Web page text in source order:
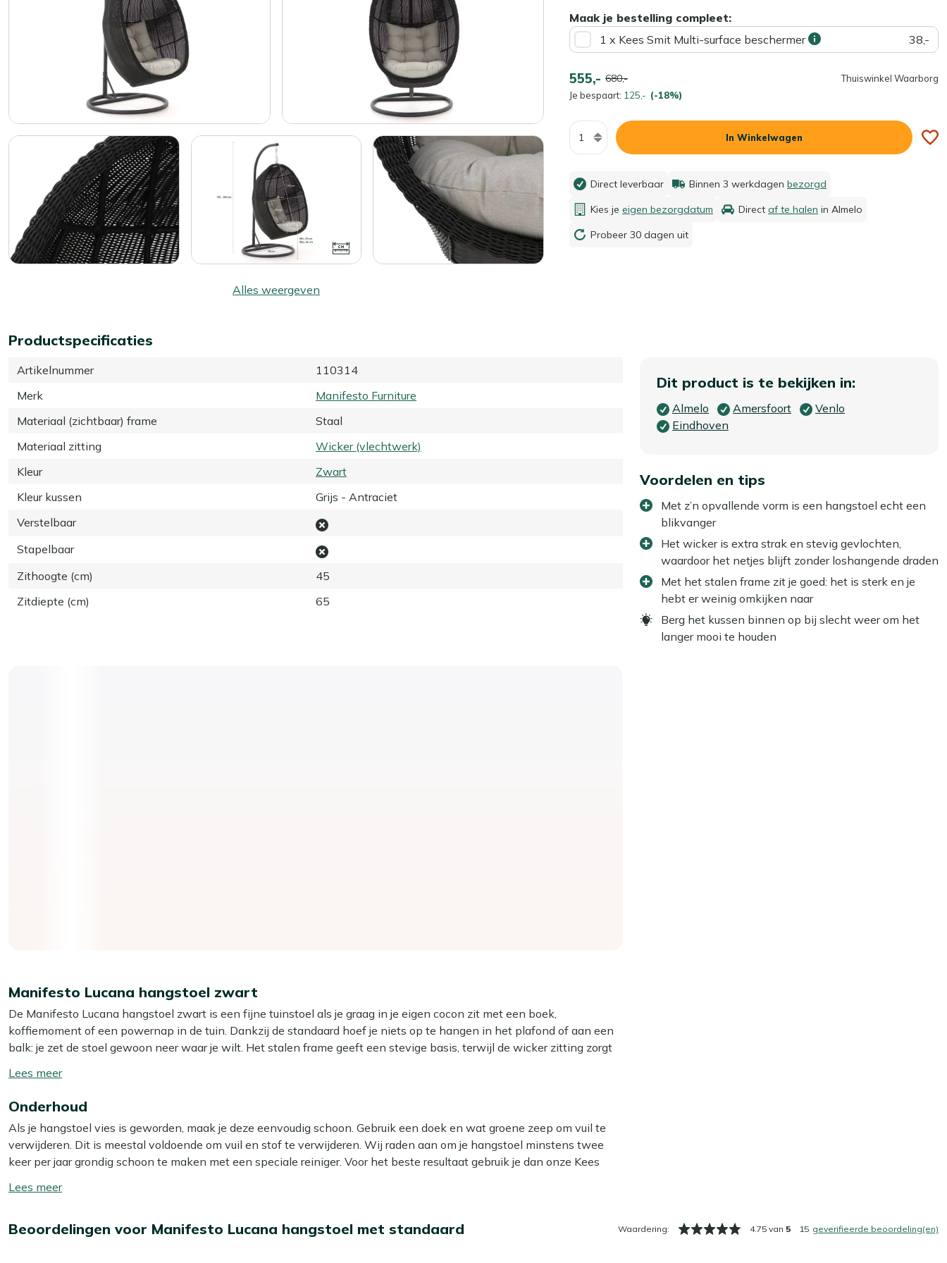
Alles weergeven
Maak je bestelling compleet:
1 x Kees Smit Multi-surface beschermer
38,-
555,- 680,-
Je bespaart: 125,- (-18%)
Thuiswinkel Waarborg
Aantal
In Winkelwagen
Direct leverbaar Binnen 3 werkdagen bezorgd
Kies je eigen bezorgdatum Direct af te halen in Almelo
Probeer 30 dagen uit
Productspecificaties
Artikelnummer
110314
Merk
Manifesto Furniture
Materiaal (zichtbaar) frame
Staal
Materiaal zitting
Wicker (vlechtwerk)
Kleur
Zwart
Kleur kussen
Grijs - Antraciet
Verstelbaar
Stapelbaar
Zithoogte (cm)
45
Zitdiepte (cm)
65
Dit product is te bekijken in:
Almelo Amersfoort
Venlo
Eindhoven
Voordelen en tips
Met z’n opvallende vorm is een hangstoel echt een
blikvanger
Het wicker is extra strak en stevig gevlochten,
waardoor het netjes blijft zonder loshangende draden
Met het stalen frame zit je goed: het is sterk en je
hebt er weinig omkijken naar
Berg het kussen binnen op bij slecht weer om het
langer mooi te houden
Manifesto Lucana hangstoel zwart
De Manifesto Lucana hangstoel zwart is een fijne tuinstoel als je graag in je eigen cocon zit met een boek,
koffiemoment of een powernap in de tuin. Dankzij de standaard hoef je niets op te hangen in het plafond of aan een
balk: je zet de stoel gewoon neer waar je wilt. Het stalen frame geeft een stevige basis, terwijl de wicker zitting zorgt
zacht en ontspannen zit zodra je instapt.
Eigenschappen
Inclusief kussens:je ploft meteen lekker zacht neer
Stalen frame:zorgt voor een stevige basis als je instapt en weer opstaat
Met standaard:
Bekijk meer Tuinstoelen
Toon/verberg
meer
Onderhoud
Als je hangstoel vies is geworden, maak je deze eenvoudig schoon. Gebruik een doek en wat groene zeep om vuil te
verwijderen. Dit is meestal voldoende om vuil en stof te verwijderen. Wij raden aan om je hangstoel minstens twee
keer per jaar grondig schoon te maken met een speciale reiniger. Voor het beste resultaat gebruik je dan onze Kees
Wil je je hangstoel extra beschermen tegen water en vuil? Dan kun je een beschermende laag aanbrengen met onze
Toon/verberg
Beoordelingen voor Manifesto Lucana hangstoel met standaard Waardering: 4.75 van 5 15 geverifieerde beoordeling(en)